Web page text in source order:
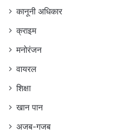
कानूनी अधिकार
क्राइम
मनोरंजन
वायरल
शिक्षा
खान पान
अजब-गजब